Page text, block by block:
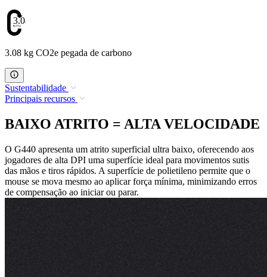
3.08
3.08 kg CO2e pegada de carbono
Sustentabilidade
Principais recursos
BAIXO ATRITO = ALTA VELOCIDADE
O G440 apresenta um atrito superficial ultra baixo, oferecendo aos
jogadores de alta DPI uma superfície ideal para movimentos sutis
das mãos e tiros rápidos. A superfície de polietileno permite que o
mouse se mova mesmo ao aplicar força mínima, minimizando erros
de compensação ao iniciar ou parar.